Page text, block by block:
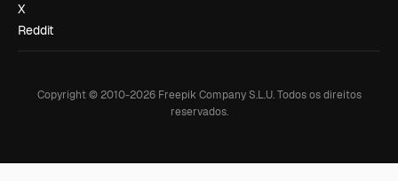
X
Reddit
Copyright © 2010-2026Freepik Company S.L.U. Todos os direitos
reservados.